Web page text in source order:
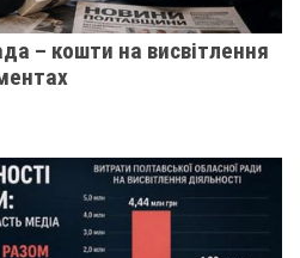
– кошти на висвітлення